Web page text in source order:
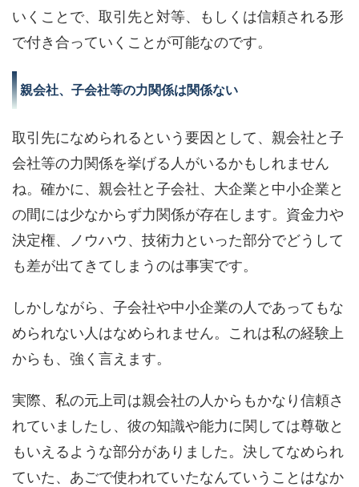
いくことで、取引先と対等、もしくは信頼される形
で付き合っていくことが可能なのです。
親会社、子会社等の力関係は関係ない
取引先になめられるという要因として、親会社と子
会社等の力関係を挙げる人がいるかもしれません
ね。確かに、親会社と子会社、大企業と中小企業と
の間には少なからず力関係が存在します。資金力や
決定権、ノウハウ、技術力といった部分でどうして
も差が出てきてしまうのは事実です。
しかしながら、子会社や中小企業の人であってもな
められない人はなめられません。これは私の経験上
からも、強く言えます。
実際、私の元上司は親会社の人からもかなり信頼さ
れていましたし、彼の知識や能力に関しては尊敬と
もいえるような部分がありました。決してなめられ
ていた、あごで使われていたなんていうことはなか